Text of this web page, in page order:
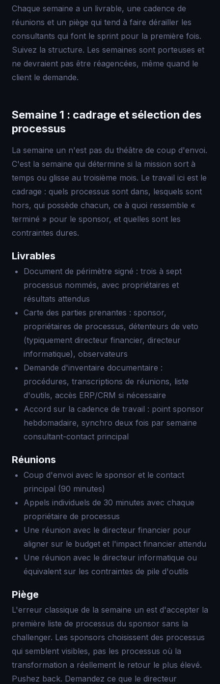
Chaque semaine a un livrable, une cadence de
réunions et un piège qui tend à faire dérailler les
consultants qui font le sprint pour la première fois.
Suivez la structure. Les semaines sont porteuses et
ne devraient pas être réagencées, même quand le
client le demande.
Semaine 1 : cadrage et sélection des
processus
La semaine un n'est pas du théâtre de coup d'envoi.
C'est la semaine qui détermine si la mission sort à
temps ou glisse au troisième mois. Le travail ici est le
cadrage : quels processus sont dans, lesquels sont
hors, qui possède chacun, ce à quoi ressemble «
terminé » pour le sponsor, et quelles sont les
contraintes dures.
Livrables
Document de périmètre signé : trois à sept
processus nommés, avec propriétaires et
résultats attendus
Carte des parties prenantes : sponsor,
propriétaires de processus, détenteurs de veto
(typiquement directeur financier, directeur
informatique), observateurs
Demande d'inventaire documentaire :
procédures, transcriptions de réunions, liste
d'outils, accès ERP/CRM si nécessaire
Accord sur la cadence de travail : point sponsor
hebdomadaire, synchro deux fois par semaine
consultant-contact principal
Réunions
Coup d'envoi avec le sponsor et le contact
principal (90 minutes)
Appels individuels de 30 minutes avec chaque
propriétaire de processus
Une réunion avec le directeur financier pour
aligner sur le budget et l'impact financier attendu
Une réunion avec le directeur informatique ou
équivalent sur les contraintes de pile d'outils
Piège
L'erreur classique de la semaine un est d'accepter la
première liste de processus du sponsor sans la
challenger. Les sponsors choisissent des processus
qui semblent visibles, pas les processus où la
transformation a réellement le retour le plus élevé.
Pushez back. Demandez ce que le directeur